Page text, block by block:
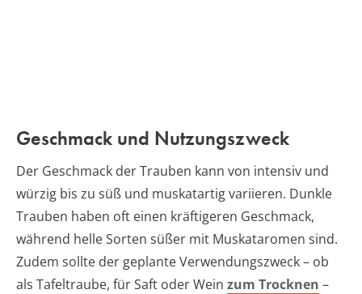
Geschmack und Nutzungszweck
Der Geschmack der Trauben kann von intensiv und
würzig bis zu süß und muskatartig variieren. Dunkle
Trauben haben oft einen kräftigeren Geschmack,
während helle Sorten süßer mit Muskataromen sind.
Zudem sollte der geplante Verwendungszweck – ob
als Tafeltraube, für Saft oder Wein zum Trocknen –